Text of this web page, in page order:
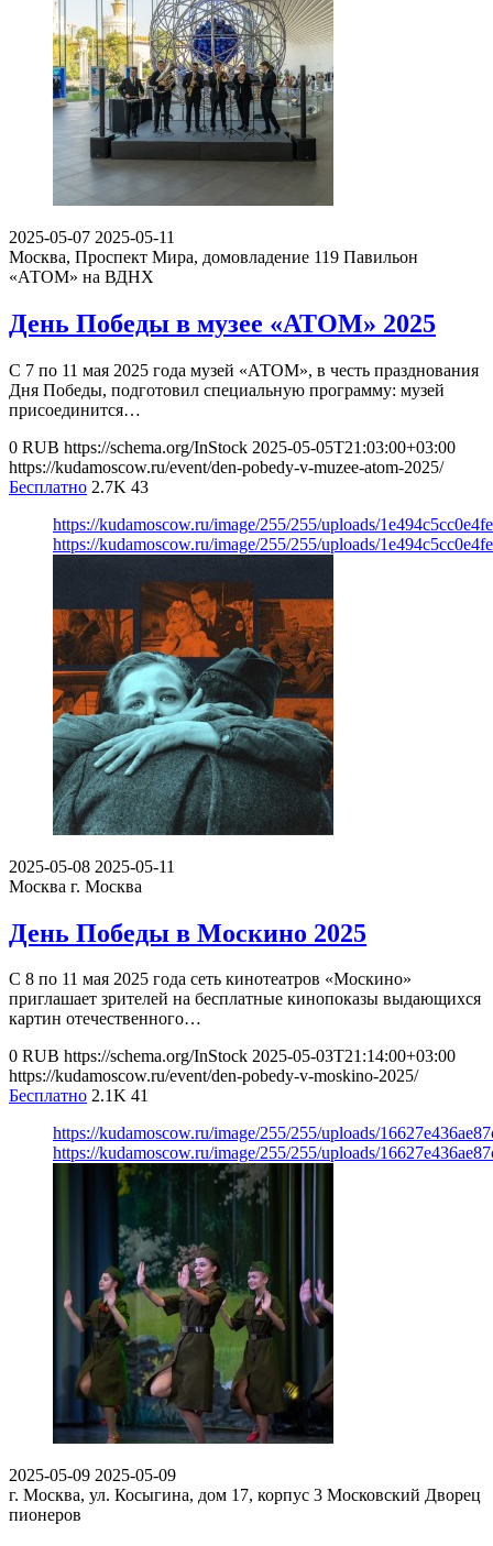
2025-05-07 2025-05-11
Москва, Проспект Мира, домовладение 119 Павильон
«АТОМ» на ВДНХ
День Победы в музее «АТОМ» 2025
С 7 по 11 мая 2025 года музей «АТОМ», в честь празднования
Дня Победы, подготовил специальную программу: музей
присоединится…
0 RUB https://schema.org/InStock 2025-05-05T21:03:00+03:00
https://kudamoscow.ru/event/den-pobedy-v-muzee-atom-2025/
Бесплатно 2.7K 43
https://kudamoscow.ru/image/255/255/uploads/
https://kudamoscow.ru/image/255/255/uploads/
2025-05-08 2025-05-11
Москва г. Москва
День Победы в Москино 2025
С 8 по 11 мая 2025 года сеть кинотеатров «Москино»
приглашает зрителей на бесплатные кинопоказы выдающихся
картин отечественного…
0 RUB https://schema.org/InStock 2025-05-03T21:14:00+03:00
https://kudamoscow.ru/event/den-pobedy-v-moskino-2025/
Бесплатно 2.1K 41
https://kudamoscow.ru/image/255/255/uploads/
https://kudamoscow.ru/image/255/255/uploads/
2025-05-09 2025-05-09
г. Москва, ул. Косыгина, дом 17, корпус 3 Московский Дворец
пионеров